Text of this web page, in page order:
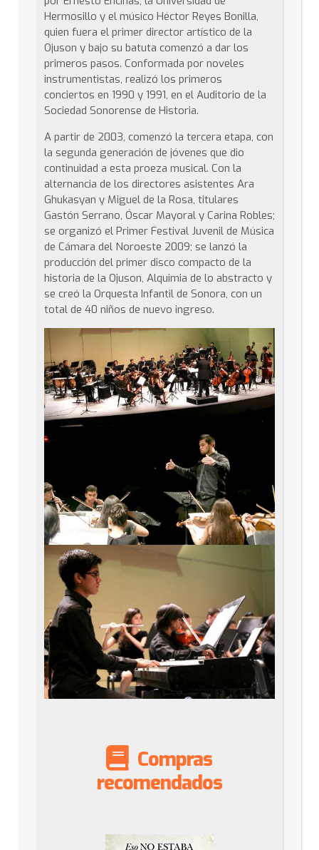
Hermosillo y el músico Héctor Reyes Bonilla,
quien fuera el primer director artístico de la
Ojuson y bajo su batuta comenzó a dar los
primeros pasos. Conformada por noveles
instrumentistas, realizó los primeros
conciertos en 1990 y 1991, en el Auditorio de la
Sociedad Sonorense de Historia.
A partir de 2003, comenzó la tercera etapa, con
la segunda generación de jóvenes que dio
continuidad a esta proeza musical. Con la
alternancia de los directores asistentes Ara
Ghukasyan y Miguel de la Rosa, titulares
Gastón Serrano, Óscar Mayoral y Carina Robles;
se organizó el Primer Festival Juvenil de Música
de Cámara del Noroeste 2009; se lanzó la
producción del primer disco compacto de la
historia de la Ojuson, Alquimia de lo abstracto y
se creó la Orquesta Infantil de Sonora, con un
total de 40 niños de nuevo ingreso.
Compras
recomendados